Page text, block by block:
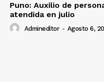
Puno: Auxilio de
atendida en julio
Admineditor - Agosto 6,